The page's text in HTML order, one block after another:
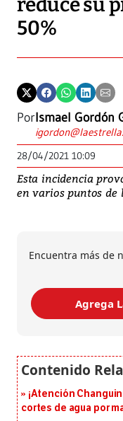
reduce su
50%
PorIsmael Gordón
28/04/2021 10:09
Esta incidencia
en varios puntos de
Encuentra más de
Agrega
¡Atención
cortes de agua por